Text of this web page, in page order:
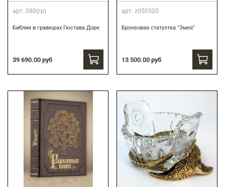
арт. 080(гр)
Библия в гравюрах Гюстава Доре
39 690.00 руб
арт. z050520
Бронзовая статуэтка "Змея"
13 500.00 руб